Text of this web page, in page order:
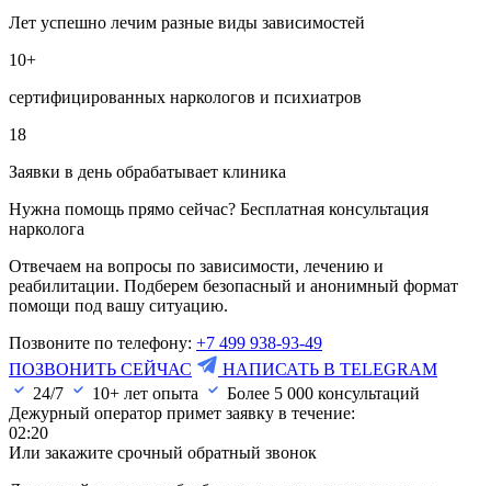
Лет успешно лечим разные виды зависимостей
10+
сертифицированных наркологов и психиатров
18
Заявки в день обрабатывает клиника
Нужна помощь прямо сейчас? Бесплатная консультация
нарколога
Отвечаем на вопросы по зависимости, лечению и
реабилитации. Подберем безопасный и анонимный формат
помощи под вашу ситуацию.
Позвоните по телефону: +7 499 938-93-49
ПОЗВОНИТЬ СЕЙЧАС
НАПИСАТЬ В TELEGRAM
24/7
10+ лет опыта Более 5 000 консультаций
Дежурный оператор примет заявку в течение:
02:20
Или закажите срочный обратный звонок